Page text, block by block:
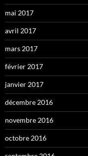
mai 2017
avril 2017
mars 2017
février 2017
janvier 2017
décembre 2016
novembre 2016
octobre 2016